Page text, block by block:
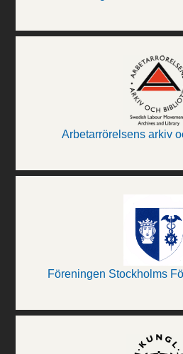
Arbetarrörelsens arkiv
Föreningen Stockholms